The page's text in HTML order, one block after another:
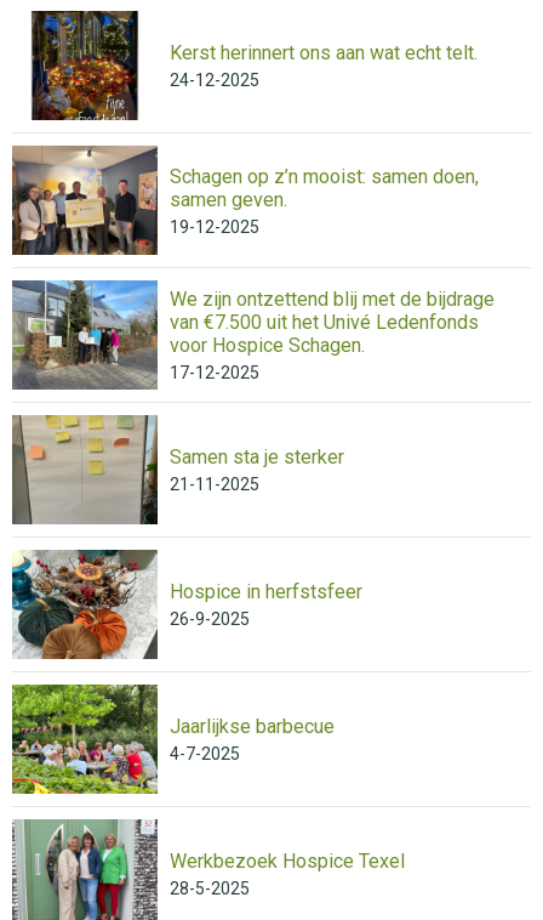
Kerst herinnert ons aan wat echt telt.
24-12-2025
Schagen op z’n mooist: samen doen,
samen geven.
19-12-2025
We zijn ontzettend blij met de bijdrage
van €7.500 uit het Univé Ledenfonds
voor Hospice Schagen.
17-12-2025
Samen sta je sterker
21-11-2025
Hospice in herfstsfeer
26-9-2025
Jaarlijkse barbecue
4-7-2025
Werkbezoek Hospice Texel
28-5-2025